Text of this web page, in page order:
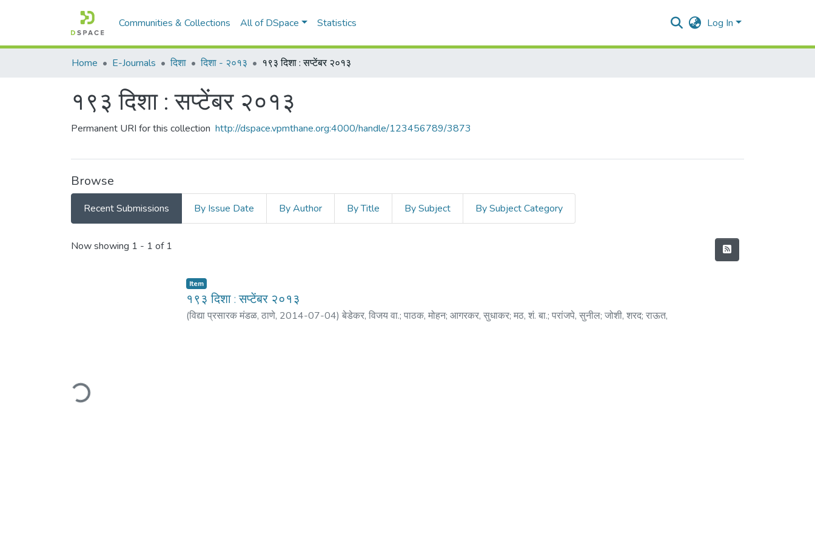
Communities & Collections All of DSpace Statistics Log In
Home E-Journals दिशा दिशा - २०१३ १९३ दिशा : सप्टेंबर २०१३
१९३ दिशा : सप्टेंबर २०१३
Permanent URI for this collection http://dspace.vpmthane.org:4000/handle/123456789/3873
Browse
Recent Submissions By Issue Date By Author By Title By Subject By Subject Category
Recent Submissions
Now showing 1 - 1 of 1
Loading...
Item
१९३ दिशा : सप्टेंबर २०१३
(विद्या प्रसारक मंडळ, ठाणे, 2014-07-04) बेडेकर, विजय वा.; पाठक, मोहन; आगरकर, सुधाकर; मठ, शं. बा.; परांजपे, सुनील; जोशी, शरद; राऊत,